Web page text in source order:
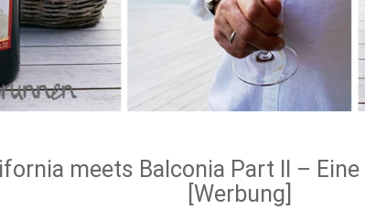
meets Balconia Part II –
[Werbung]